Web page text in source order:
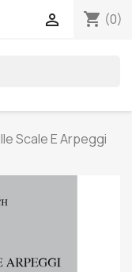
shopping_cart (0)

Scale E Arpeggi